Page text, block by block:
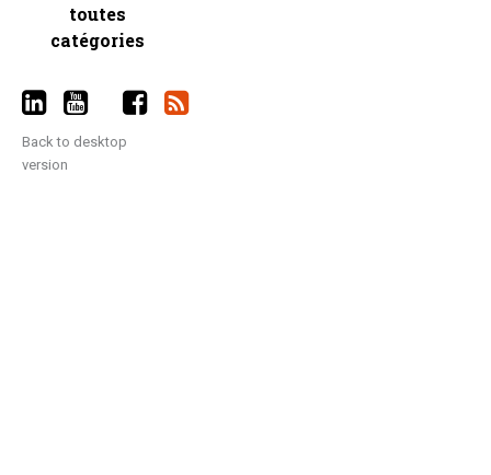
toutes
catégories
Back to desktop
version